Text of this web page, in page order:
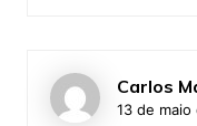
Carlos
13 de